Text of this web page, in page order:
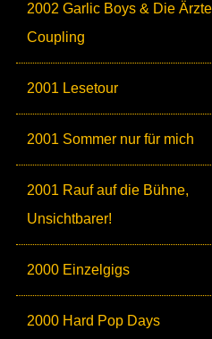
2002 Garlic Boys & Die Ärzte
Coupling
2001 Lesetour
2001 Sommer nur für mich
2001 Rauf auf die Bühne,
Unsichtbarer!
2000 Einzelgigs
2000 Hard Pop Days